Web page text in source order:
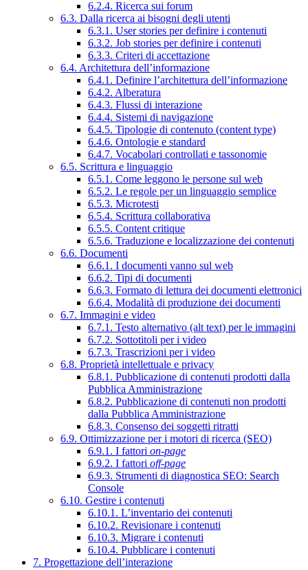
6.2.4. Ricerca sui forum
6.3. Dalla ricerca ai bisogni degli utenti
6.3.1. User stories per definire i contenuti
6.3.2. Job stories per definire i contenuti
6.3.3. Criteri di accettazione
6.4. Architettura dell’informazione
6.4.1. Definire l’architettura dell’informazione
6.4.2. Alberatura
6.4.3. Flussi di interazione
6.4.4. Sistemi di navigazione
6.4.5. Tipologie di contenuto (content type)
6.4.6. Ontologie e standard
6.4.7. Vocabolari controllati e tassonomie
6.5. Scrittura e linguaggio
6.5.1. Come leggono le persone sul web
6.5.2. Le regole per un linguaggio semplice
6.5.3. Microtesti
6.5.4. Scrittura collaborativa
6.5.5. Content critique
6.5.6. Traduzione e localizzazione dei contenuti
6.6. Documenti
6.6.1. I documenti vanno sul web
6.6.2. Tipi di documenti
6.6.3. Formato di lettura dei documenti elettronici
6.6.4. Modalità di produzione dei documenti
6.7. Immagini e video
6.7.1. Testo alternativo (alt text) per le immagini
6.7.2. Sottotitoli per i video
6.7.3. Trascrizioni per i video
6.8. Proprietà intellettuale e privacy
6.8.1. Pubblicazione di contenuti prodotti dalla
Pubblica Amministrazione
6.8.2. Pubblicazione di contenuti non prodotti
dalla Pubblica Amministrazione
6.8.3. Consenso dei soggetti ritratti
6.9. Ottimizzazione per i motori di ricerca (SEO)
6.9.1. I fattori on-page
6.9.2. I fattori off-page
6.9.3. Strumenti di diagnostica SEO: Search
Console
6.10. Gestire i contenuti
6.10.1. L’inventario dei contenuti
6.10.2. Revisionare i contenuti
6.10.3. Migrare i contenuti
6.10.4. Pubblicare i contenuti
7. Progettazione dell’interazione